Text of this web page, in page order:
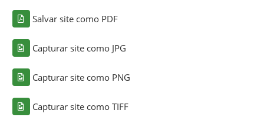
Salvar site como PDF
Capturar site como JPG
Capturar site como PNG
Capturar site como TIFF